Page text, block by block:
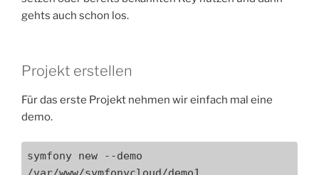
gehts auch schon los.
Projekt erstellen
Für das erste Projekt nehmen wir einfach mal eine
demo.
symfony new --demo